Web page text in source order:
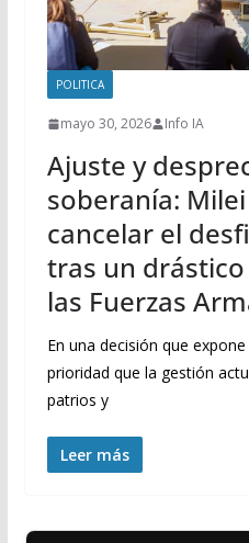
POLITICA
mayo 30, 2026 Info IA
Ajuste y
soberanía:
cancelar el
tras un
las Fuerzas
En una decisión que
prioridad que la gestión
patrios y
Leer más